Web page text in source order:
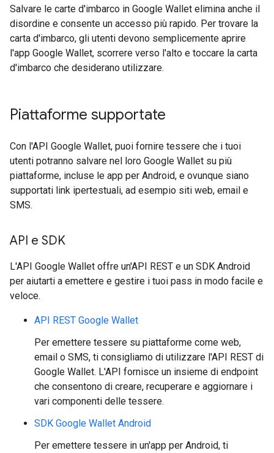
Salvare le carte d'imbarco in Google Wallet elimina anche il
disordine e consente un accesso più rapido. Per trovare la
carta d'imbarco, gli utenti devono semplicemente aprire
l'app Google Wallet, scorrere verso l'alto e toccare la carta
d'imbarco che desiderano utilizzare.
Piattaforme supportate
Con l'API Google Wallet, puoi fornire tessere che i tuoi
utenti potranno salvare nel loro Google Wallet su più
piattaforme, incluse le app per Android, e ovunque siano
supportati link ipertestuali, ad esempio siti web, email e
SMS.
API e SDK
L'API Google Wallet offre un'API REST e un SDK Android
per aiutarti a emettere e gestire i tuoi pass in modo facile e
veloce.
API REST Google Wallet
Per emettere tessere su piattaforme come web,
email o SMS, ti consigliamo di utilizzare l'API REST di
Google Wallet. L'API fornisce un insieme di endpoint
che consentono di creare, recuperare e aggiornare i
vari componenti delle tessere.
SDK Google Wallet Android
Per emettere tessere in un'app per Android, ti